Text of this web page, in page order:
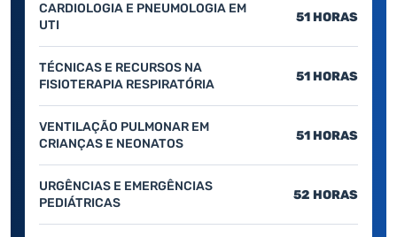
CARDIOLOGIA E PNEUMOLOGIA EM
UTI
51 HORAS
TÉCNICAS E RECURSOS NA
FISIOTERAPIA RESPIRATÓRIA
51 HORAS
VENTILAÇÃO PULMONAR EM
CRIANÇAS E NEONATOS
51 HORAS
URGÊNCIAS E EMERGÊNCIAS
PEDIÁTRICAS
52 HORAS